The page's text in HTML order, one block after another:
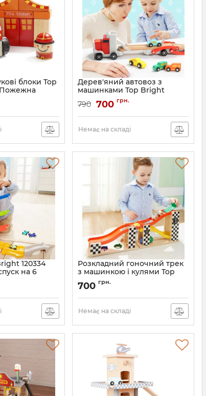
блоки Top
Пожежна
Дерев'яний автовоз з
машинками Top Bright
790 700 грн.
Немає на складі
120334
на 6
Розкладний гоночний трек
з машинкою і кулями Top
Bright 150168
700 грн.
Немає на складі